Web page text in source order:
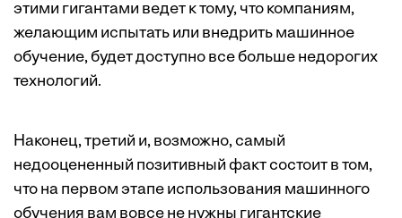
этими гигантами ведет к тому, что компаниям,
желающим испытать или внедрить машинное
обучение, будет доступно все больше недорогих
технологий.
Наконец, третий и, возможно, самый
недооцененный позитивный факт состоит в том,
что на первом этапе использования машинного
обучения вам вовсе не нужны гигантские